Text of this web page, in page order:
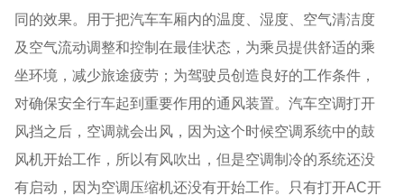
同的效果。用于把汽车车厢内的温度、湿度、空气清洁度
及空气流动调整和控制在最佳状态，为乘员提供舒适的乘
坐环境，减少旅途疲劳；为驾驶员创造良好的工作条件，
对确保安全行车起到重要作用的通风装置。汽车空调打开
风挡之后，空调就会出风，因为这个时候空调系统中的鼓
风机开始工作，所以有风吹出，但是空调制冷的系统还没
有启动，因为空调压缩机还没有开始工作。只有打开AC开